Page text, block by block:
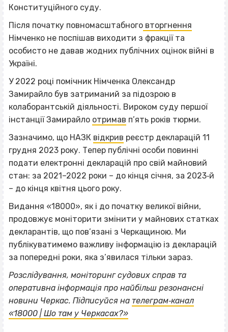
Конституційного суду.
Після початку повномасштабного вторгнення
Німченко не поспішав виходити з фракції та
особисто не давав жодних публічних оцінок війні в
Україні.
У 2022 році помічник Німченка Олександр
Замирайло був затриманий за підозрою в
колаборантській діяльності. Вироком суду першої
інстанції Замирайло отримав п’ять років тюрми.
Зазначимо, що НАЗК відкрив реєстр декларацій 11
грудня 2023 року. Тепер публічні особи повинні
подати електронні декларацій про свій майновий
стан: за 2021–2022 роки – до кінця січня, за 2023‐й
– до кінця квітня цього року.
Видання «18000», як і до початку великої війни,
продовжує моніторити змінити у майнових статках
декларантів, що пов’язані з Черкащиною. Ми
публікуватимемо важливу інформацію із декларацій
за попередні роки, яка з’явилася тільки зараз.
Розслідування, моніторинг судових справ та
оперативна інформація про найбільш резонансні
новини Черкас. Підписуйся на телеграм‐канал
«18000 | Шо там у Черкасах?»